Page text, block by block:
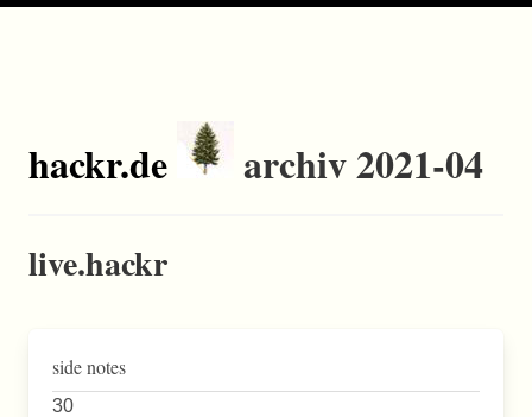
hackr.de archiv 2021-04
live.hackr
side notes
30